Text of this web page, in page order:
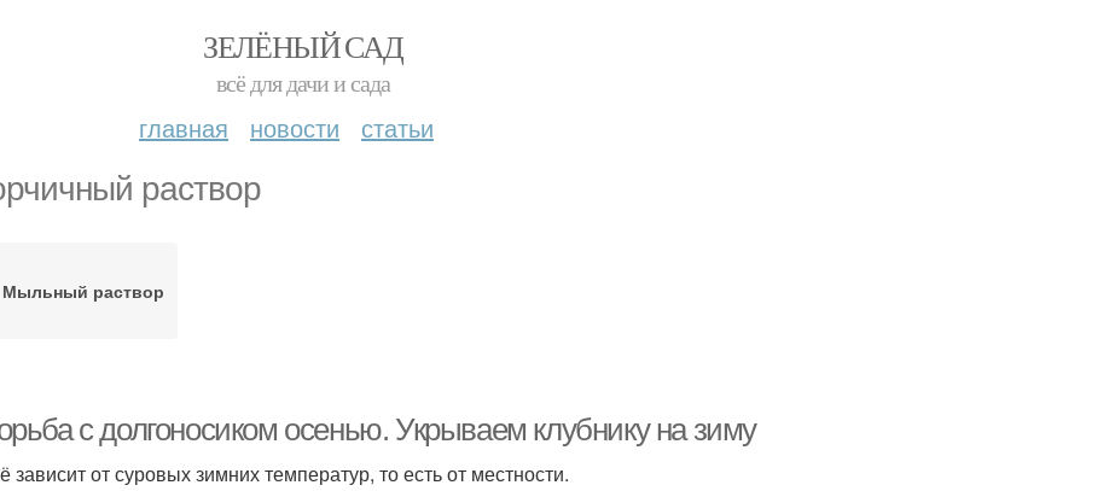
ЗЕЛЁНЫЙ САД
всё для дачи и сада
главная новости статьи
раствор
Мыльный раствор
с долгоносиком осенью. Укрываем клубнику на зиму
зависит от суровых зимних температур, то есть от местности.